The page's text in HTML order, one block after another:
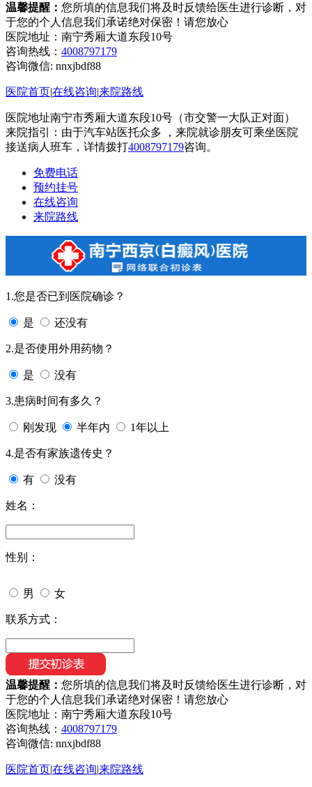
温馨提醒： 您所填的信息我们将及时反馈给医生进行诊断，对
于您的个人信息我们承诺绝对保密！请您放心
医院地址：南宁秀厢大道东段10号
咨询热线： 4008797179
咨询微信: nnxjbdf88
医院首页|在线咨询|来院路线
医院地址南宁市秀厢大道东段10号（市交警一大队正对面）
来院指引：由于汽车站医托众多 ，来院就诊朋友可乘坐医院
接送病人班车，详情拨打4008797179咨询。
免费电话
预约挂号
在线咨询
来院路线
1.您是否已到医院确诊？
是 还没有
2.是否使用外用药物？
是 没有
3.患病时间有多久？
刚发现 半年内 1年以上
4.是否有家族遗传史？
有 没有
姓名：
性别：
男 女
联系方式：
温馨提醒： 您所填的信息我们将及时反馈给医生进行诊断，对
于您的个人信息我们承诺绝对保密！请您放心
医院地址：南宁秀厢大道东段10号
咨询热线： 4008797179
咨询微信: nnxjbdf88
医院首页|在线咨询|来院路线